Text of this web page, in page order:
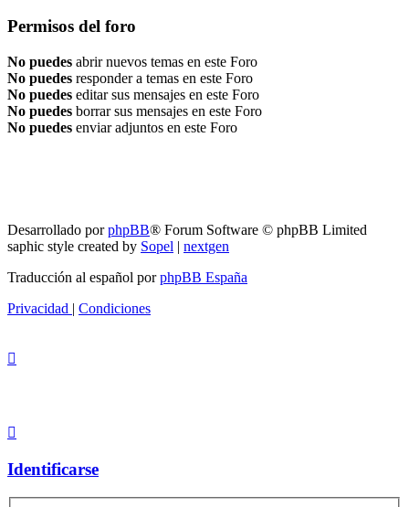
Permisos del foro
No puedes abrir nuevos temas en este Foro
No puedes responder a temas en este Foro
No puedes editar sus mensajes en este Foro
No puedes borrar sus mensajes en este Foro
No puedes enviar adjuntos en este Foro
Desarrollado porphpBB® Forum Software © phpBB Limited
saphic style created by Sopel | nextgen
Traducción al español porphpBB España
Privacidad | Condiciones
Identificarse